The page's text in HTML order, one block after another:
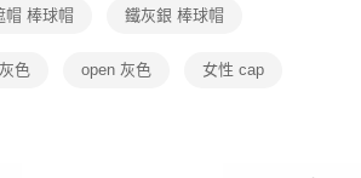
有限公司提供之「AFTEE先享後付」服務完成之交
公司。
先徵得法定代理人或監護人之同意方可使用
未經同意申辦者引起之損失，本公司不負相關責
帽 棒球帽 鐵灰銀 棒球帽
色 open 灰色 女性 cap